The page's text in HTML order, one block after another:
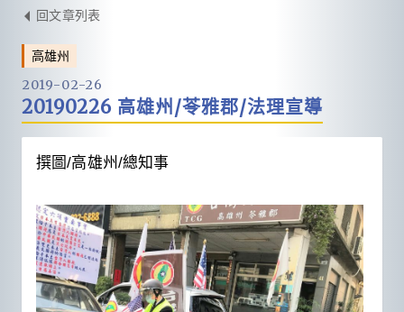
活
動
寫
真
回文章列表
高雄州
2019-02-26
20190226 高雄州/苓雅郡/法理宣導
撰圖/高雄州/總知事